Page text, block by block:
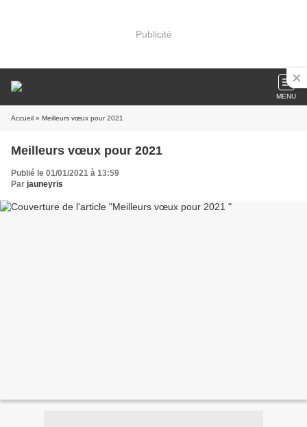
Publicité
MENU
Accueil » Meilleurs vœux pour 2021
Meilleurs vœux pour 2021
Publié le 01/01/2021 à 13:59
Par jauneyris